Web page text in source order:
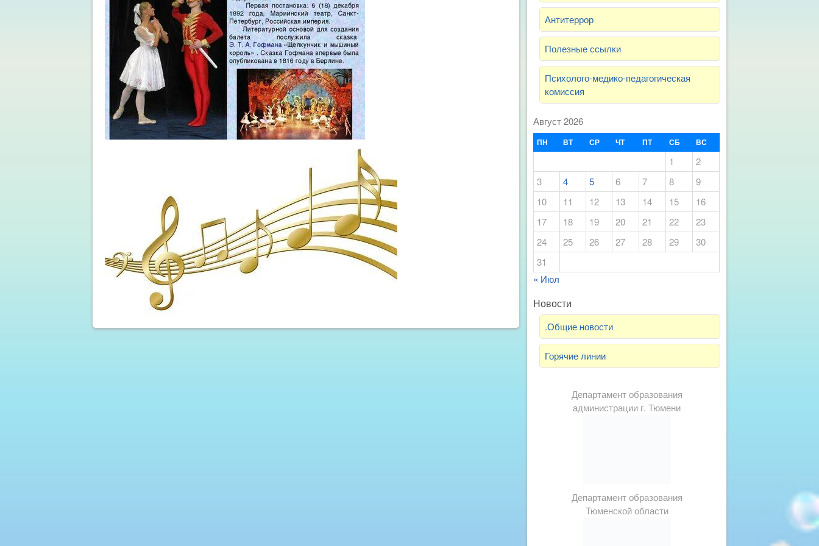
Антитеррор
Полезные ссылки
Психолого-медико-педагогическая
комиссия
Август 2026
ПН ВТ СР ЧТ ПТ СБ ВС
1
2
3
4 5 6 7 8
9
10
11 12 13 14 15
16
17
18 19 20 21 22
23
24
25 26 27 28 29
30
31
« Июл
Новости
.Общие новости
Горячие линии
Департамент образования
администрации г. Тюмени
Департамент образования
Тюменской области